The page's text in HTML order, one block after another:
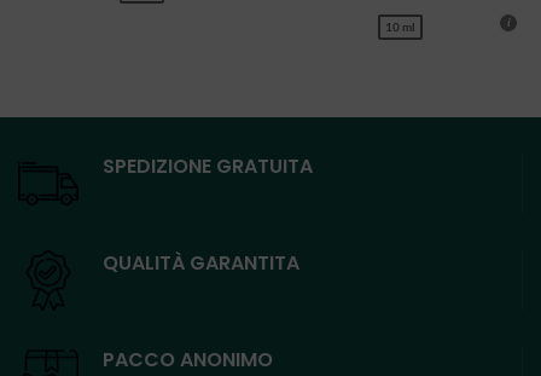
10 ml
SPEDIZIONE GRATUITA
QUALITÀ GARANTITA
PACCO ANONIMO